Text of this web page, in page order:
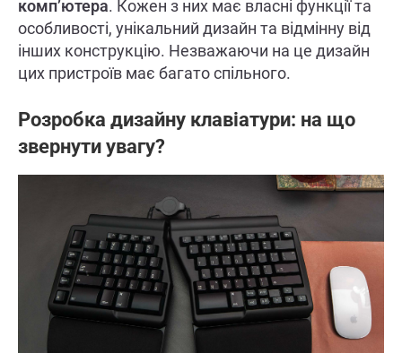
комп’ютера. Кожен з них має власні функції та
особливості, унікальний дизайн та відмінну від
інших конструкцію. Незважаючи на це дизайн
цих пристроїв має багато спільного.
Розробка дизайну клавіатури: на що
звернути увагу?